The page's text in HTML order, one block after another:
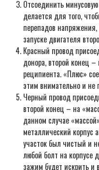
Отсоединить
делается для того,
перепадов
запуске двигателя
Красный провод
донора, второй конец
реципиента. «Плюс»
этим внимательно и не
Черный провод
второй конец – на
данном случае
металлический корпус
участок был чистый и
любой болт на корпусе
зажим будет искрить